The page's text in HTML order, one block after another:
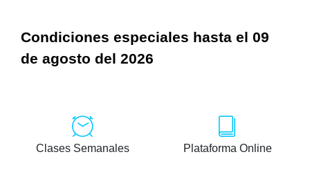
Condiciones especiales hasta el 09
de agosto del 2026
Clases Semanales Plataforma Online